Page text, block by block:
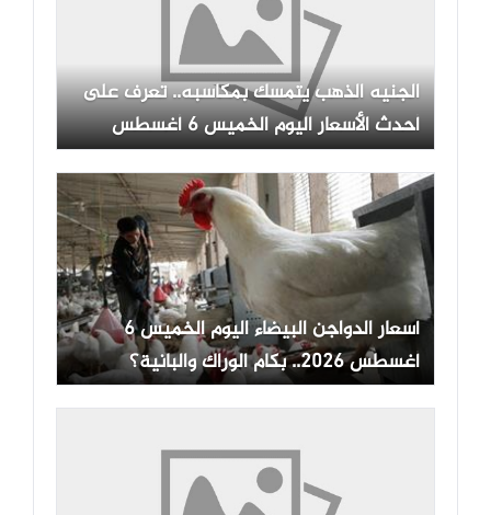
الجنيه الذهب يتمسك بمكاسبه.. تعرف على
أحدث الأسعار اليوم الخميس 6 أغسطس
أسعار الدواجن البيضاء اليوم الخميس 6
أغسطس 2026.. بكام الوراك والبانية؟